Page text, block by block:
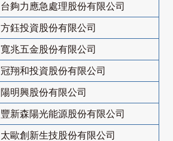
台夠力應急處理股份有限公司
方鈺投資股份有限公司
寬兆五金股份有限公司
冠翔和投資股份有限公司
陽明興股份有限公司
豐新森陽光能源股份有限公司
太歐創新生技股份有限公司